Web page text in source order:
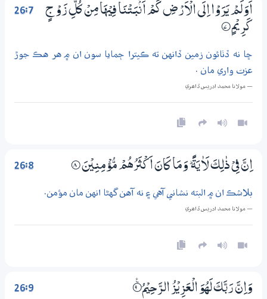
26:7
اَوَلَمْ يَرَوْا اِلَى الْاَرْضِ كَمْ اَنْۢبَـتْنَا فِيْهَا مِنْ كُلِّ زَوْجٍ
كَرِيْمٍ 7‏۝
ڇا نه ڏٺائون زمين ڏانهن ته ڪيترا ڄمايا سون ان ۾ هر هڪ جوڙ
عزت واري مان .
— مولانا محمد ادريس ڏاھري
26:8 اِنَّ فِيْ ذٰلِكَ لَاٰيَةً ۭ وَمَا كَانَ اَكْثَرُهُمْ مُّؤْمِنِيْنَ 8‏۝
بلاشڪ ان ۾ البته نشاني آهي ۽ نه آهن گهڻا انهن مان مؤمن.
— مولانا محمد ادريس ڏاھري
26:9 وَاِنَّ رَبَّكَ لَهُوَ الْعَزِيْزُ الرَّحِيْمُ 9‏۝ۧ